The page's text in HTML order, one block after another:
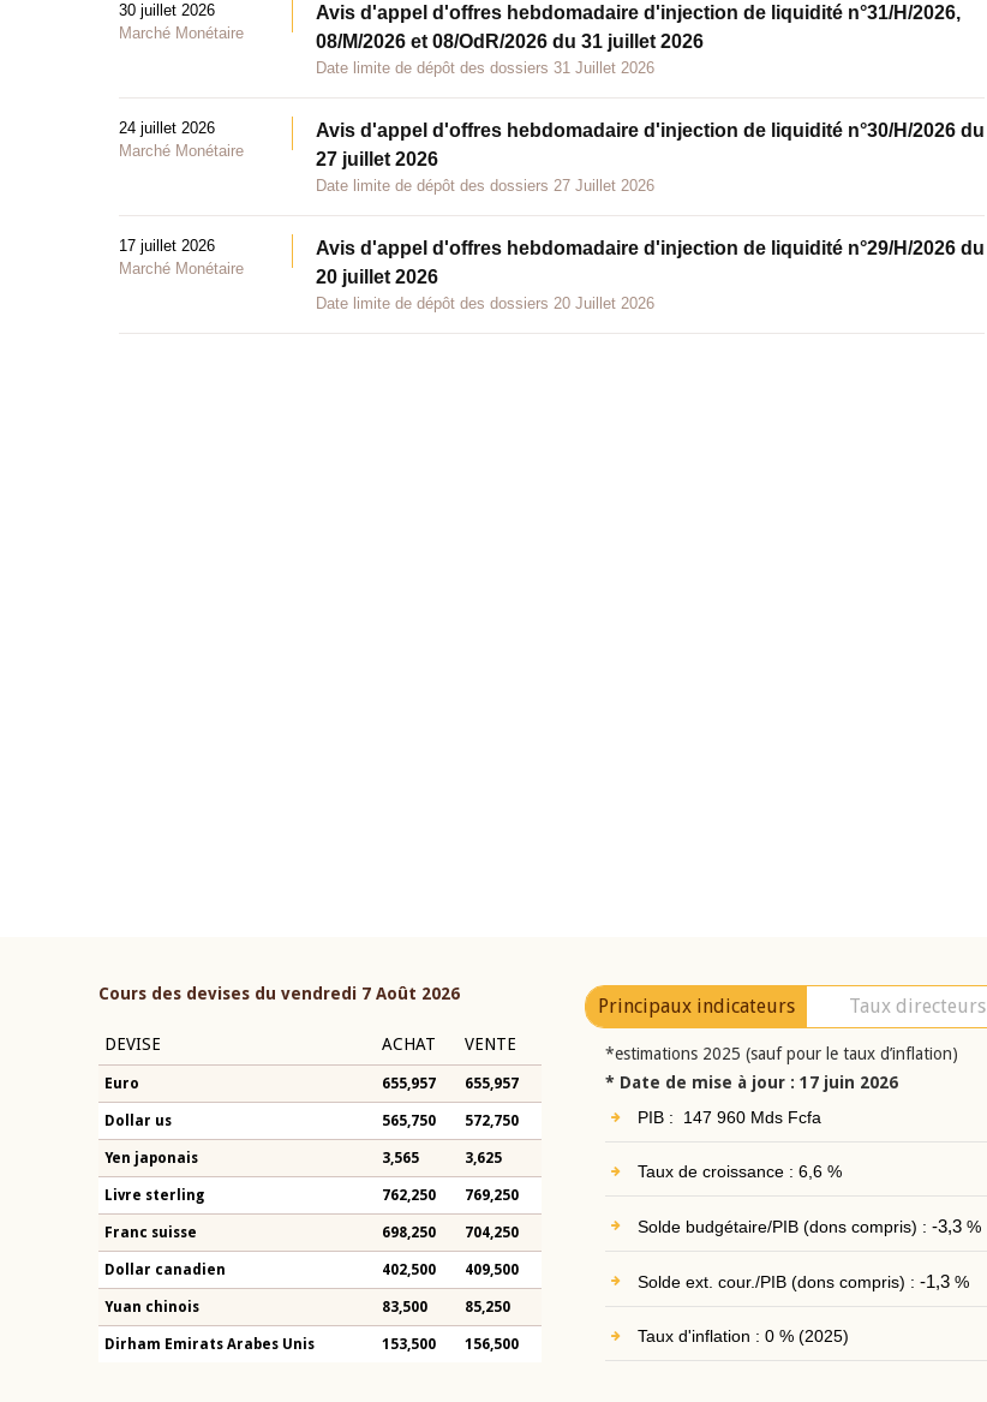
30 juillet 2026
Marché Monétaire
Avis d'appel d'offres hebdomadaire d'injection de liquidité n°31/H/2026,
08/M/2026 et 08/OdR/2026 du 31 juillet 2026
Date limite de dépôt des dossiers 31 Juillet 2026
24 juillet 2026
Marché Monétaire
Avis d'appel d'offres hebdomadaire d'injection de liquidité n°30/H/2026 du
27 juillet 2026
Date limite de dépôt des dossiers 27 Juillet 2026
17 juillet 2026
Marché Monétaire
Avis d'appel d'offres hebdomadaire d'injection de liquidité n°29/H/2026 du
20 juillet 2026
Date limite de dépôt des dossiers 20 Juillet 2026
Cours des devises du vendredi 7 Août 2026
DEVISE ACHAT VENTE
Euro 655,957 655,957
Dollar us 565,750 572,750
Yen japonais 3,565 3,625
Livre sterling 762,250 769,250
Franc suisse 698,250 704,250
Dollar canadien 402,500 409,500
Yuan chinois 83,500 85,250
Dirham Emirats Arabes Unis 153,500 156,500
Principaux indicateurs Taux directeurs
*estimations 2025 (sauf pour le taux d’inflation)
* Date de mise à jour : 17 juin 2026
PIB : 147 960 Mds Fcfa
Taux de croissance : 6,6 %
Solde budgétaire/PIB (dons compris) : -3,3%
Solde ext. cour./PIB (dons compris) : -1,3%
Taux d'inflation : 0 % (2025)